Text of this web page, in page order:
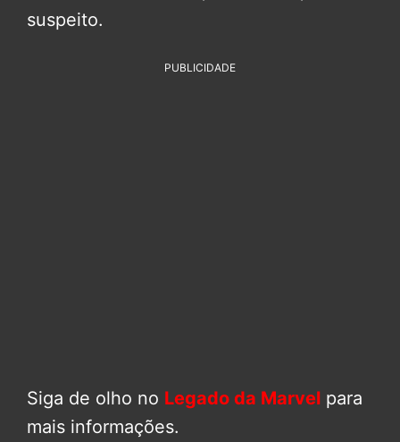
suspeito.
PUBLICIDADE
Siga de olho no Legado da Marvel para
mais informações.